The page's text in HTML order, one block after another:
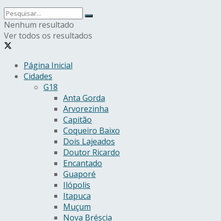
Nenhum resultado
Ver todos os resultados
Página Inicial
Cidades
G18
Anta Gorda
Arvorezinha
Capitão
Coqueiro Baixo
Dois Lajeados
Doutor Ricardo
Encantado
Guaporé
Ilópolis
Itapuca
Muçum
Nova Bréscia